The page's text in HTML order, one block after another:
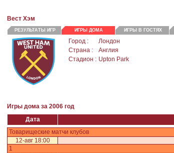
Вест Хэм
РЕЗУЛЬТАТЫ ИГР ИГРЫ ДОМА ИГРЫ В ГОСТЯХ
Город :
Лондон
Страна :
Англия
Стадион : Upton Park
Игры дома за 2006 год
Дата
Товарищеские матчи клубов
12-авг 18:00
1